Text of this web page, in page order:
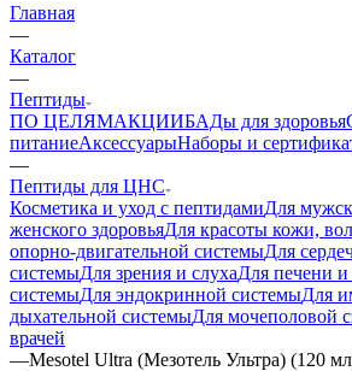
Главная
—
Каталог
—
Пептиды
ПО ЦЕЛЯМАКЦИИБАДы для здоровья
питаниеАксессуарыНаборы и
—
Пептиды для ЦНС
Косметика и уход с пептидамиДля
женского здоровьяДля красоты кожи,
опорно-двигательной системыДля
системыДля зрения и слухаДля печени
системыДля эндокринной системыДля
дыхательной системыДля мочеполовой
врачей
—Mesotel Ultra (Мезотель Ультра) (120